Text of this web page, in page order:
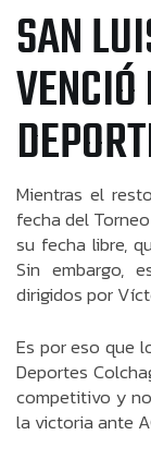
SAN
Mientras el
fecha del
su fecha libre,
Sin embargo,
dirigidos por
Es por eso que
Deportes
competitivo y
la victoria ante